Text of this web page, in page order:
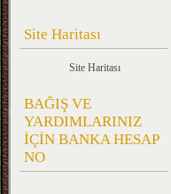
Site Haritası
Site Haritası
BAĞIŞ VE
YARDIMLARINIZ
İÇİN BANKA HESAP
NO